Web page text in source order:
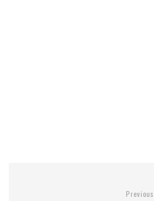
Previous